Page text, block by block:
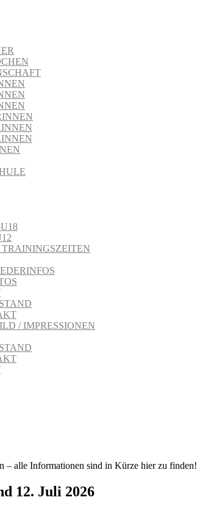
/ IMPRESSIONEN
– alle Informationen sind in Kürze hier zu finden!
12. Juli 2026